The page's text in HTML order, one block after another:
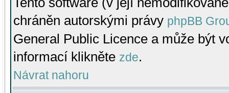
chráněn autorskými právy phpBB
General Public Licence a může být
informací klikněte zde.
Návrat nahoru